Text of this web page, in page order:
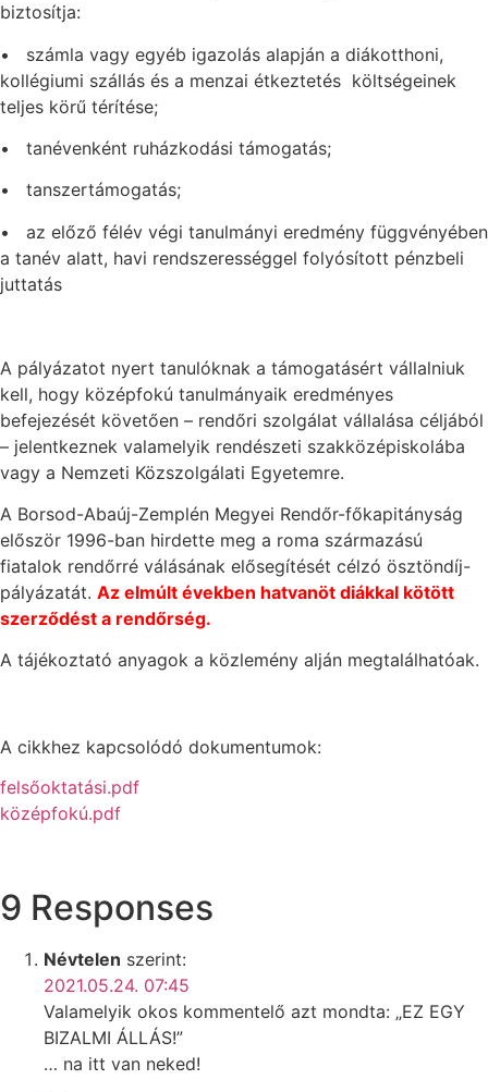
biztosítja:
• számla vagy egyéb igazolás alapján a diákotthoni,
kollégiumi szállás és a menzai étkeztetés költségeinek
teljes körű térítése;
• tanévenként ruházkodási támogatás;
• tanszertámogatás;
• az előző félév végi tanulmányi eredmény függvényében
a tanév alatt, havi rendszerességgel folyósított pénzbeli
juttatás
A pályázatot nyert tanulóknak a támogatásért vállalniuk
kell, hogy középfokú tanulmányaik eredményes
befejezését követően – rendőri szolgálat vállalása céljából
– jelentkeznek valamelyik rendészeti szakközépiskolába
vagy a Nemzeti Közszolgálati Egyetemre.
A Borsod-Abaúj-Zemplén Megyei Rendőr-főkapitányság
először 1996-ban hirdette meg a roma származású
fiatalok rendőrré válásának elősegítését célzó ösztöndíj-
pályázatát. Az elmúlt években hatvanöt diákkal kötött
szerződést a rendőrség.
A tájékoztató anyagok a közlemény alján megtalálhatóak.
A cikkhez kapcsolódó dokumentumok:
felsőoktatási.pdf
középfokú.pdf
9 Responses
Névtelen szerint:
2021.05.24. 07:45
Valamelyik okos kommentelő azt mondta: „EZ EGY
BIZALMI ÁLLÁS!”
… na itt van neked!